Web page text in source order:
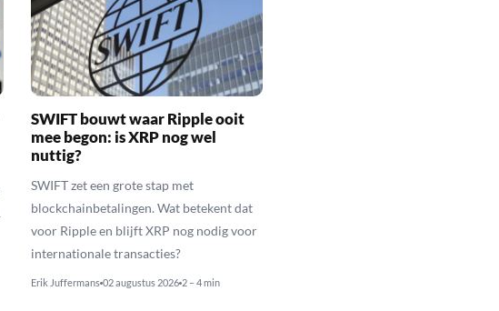
SWIFT bouwt waar Ripple ooit
mee begon: is XRP nog wel
nuttig?
SWIFT zet een grote stap met
blockchainbetalingen. Wat betekent dat
voor Ripple en blijft XRP nog nodig voor
internationale transacties?
Erik Juffermans 02 augustus 2026 2 – 4 min